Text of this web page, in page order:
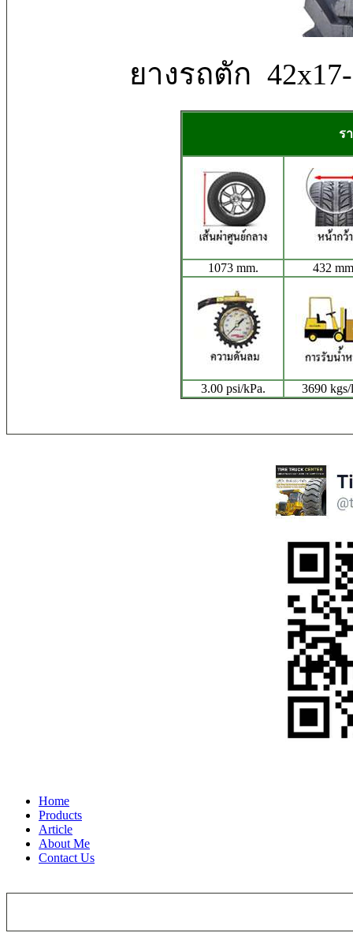
ยางรถตัก
ร
1073 mm. 432
3.00 psi/kPa. 3690 kgs/
Home
Products
Article
About Me
Contact Us